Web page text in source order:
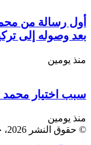
أول رسالة من
بعد وصوله إلى
منذ يومين
سبب اختيار محمد صلاح الرقم
منذ يومين
© حقوق النشر 2026، جميع الحقوق محفوظة |